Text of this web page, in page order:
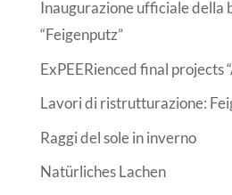
Inaugurazione ufficiale della
“Feigenputz”
ExPEERienced final projects
Lavori di ristrutturazione:
Raggi del sole in inverno
Natürliches Lachen